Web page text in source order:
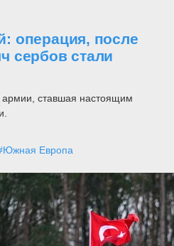
операция, после
сербов стали
армии, ставшая настоящим
Европа